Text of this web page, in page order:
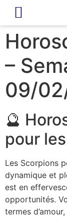
–
09/
🔮
pour
Les Scorpions
dynamique et
est en
opportunités.
termes